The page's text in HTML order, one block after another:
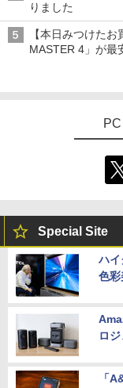
りました
【本日みつけた
MASTER 4」が最
Special Site
ハ
色彩
ロ
「